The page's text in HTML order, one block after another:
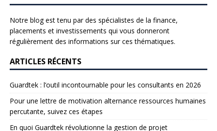
Notre blog est tenu par des spécialistes de la finance,
placements et investissements qui vous donneront
régulièrement des informations sur ces thématiques.
ARTICLES RÉCENTS
Guardtek : l’outil incontournable pour les consultants en 2026
Pour une lettre de motivation alternance ressources humaines
percutante, suivez ces étapes
En quoi Guardtek révolutionne la gestion de projet